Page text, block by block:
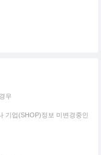
우
기업(SHOP)정보 미변경중인